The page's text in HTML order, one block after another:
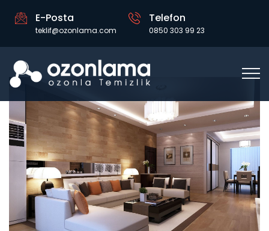
E-Posta
teklif@ozonlama.com
Telefon
0850 303 99 23